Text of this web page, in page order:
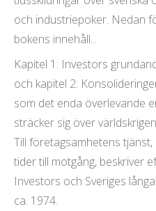
och industriepoker. Nedan
bokens innehåll...
Kapitel 1: Investors
och kapitel 2:
som det enda överlevande
sträcker sig över
Till företagsamhetens
tider till motgång, beskriver
Investors och Sveriges
ca. 1974.